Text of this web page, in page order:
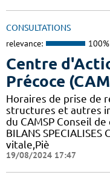
CONSULTATIONS
relevance: 100%
Centre
Précoce
Horaires de prise de
structures et autres
du CAMSP Conseil de
BILANS SPECIALISES
vitale,Piè
19/08/2024 17:47